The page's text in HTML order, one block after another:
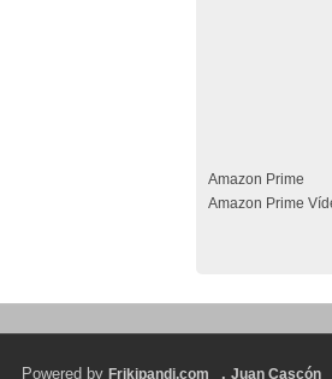
Amazon Prime
Amazon Prime
Powered by Frikipandi.com . Juan Cascón